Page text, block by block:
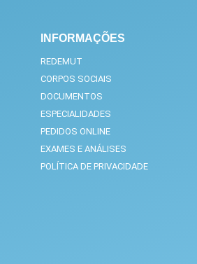
INFORMAÇÕES
REDEMUT
CORPOS SOCIAIS
DOCUMENTOS
ESPECIALIDADES
PEDIDOS ONLINE
EXAMES E ANÁLISES
POLÍTICA DE PRIVACIDADE